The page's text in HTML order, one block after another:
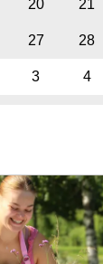
20 21
27 28
3 4